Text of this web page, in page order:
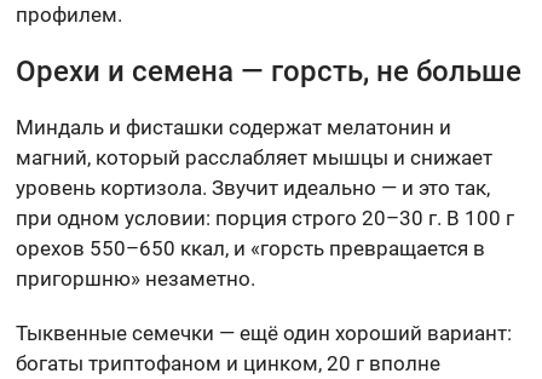
профилем.
Орехи и семена — горсть, не больше
Миндаль и фисташки содержат мелатонин и
магний, который расслабляет мышцы и снижает
уровень кортизола. Звучит идеально — и это так,
при одном условии: порция строго 20–30 г. В 100 г
орехов 550–650 ккал, и «горсть превращается в
пригоршню» незаметно.
Тыквенные семечки — ещё один хороший вариант:
богаты триптофаном и цинком, 20 г вполне